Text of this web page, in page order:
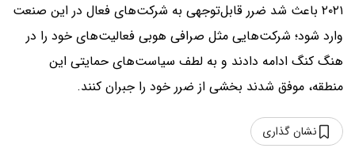
۲۰۲۱ باعث شد ضرر قابل‌توجهی به شرکت‌های فعال در این صنعت
وارد شود؛ شرکت‌هایی مثل صرافی هوبی فعالیت‌های خود را در
هنگ کنگ ادامه دادند و به لطف سیاست‌های حمایتی این
منطقه، موفق شدند بخشی از ضرر خود را جبران کنند.
نشان گذاری